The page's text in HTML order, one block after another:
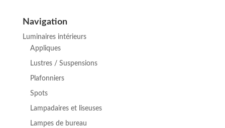
€ 5,99.€ 5,00.
Navigation
Luminaires intérieurs
Appliques
Lustres / Suspensions
Plafonniers
Spots
Lampadaires et liseuses
Lampes de bureau